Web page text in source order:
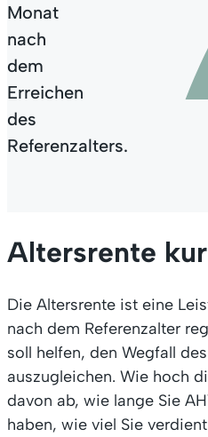
Monat
nach
dem
Erreichen
des
Referenzalters.
Altersrente
Die Altersrente ist eine
nach dem Referenzalter
soll helfen, den Wegfall
auszugleichen. Wie hoch
davon ab, wie lange Sie
haben, wie viel Sie